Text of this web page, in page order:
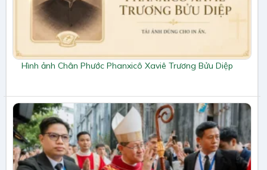
Hình ảnh Chân Phước Phanxicô Xaviê Trương Bửu Diệp